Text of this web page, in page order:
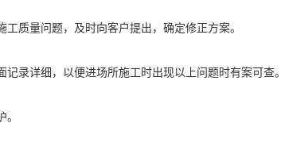
质量问题，及时向客户提出，确定修正方案。
录详细，以便进场所施工时出现以上问题时有案可查。